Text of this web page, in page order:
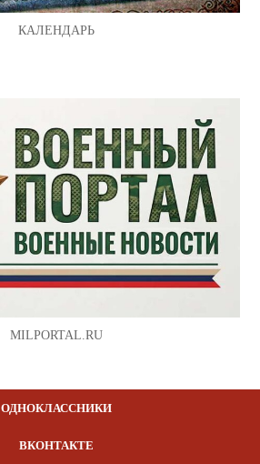
КАЛЕНДАРЬ
MILPORTAL.RU
ОДНОКЛАССНИКИ
ВКОНТАКТЕ